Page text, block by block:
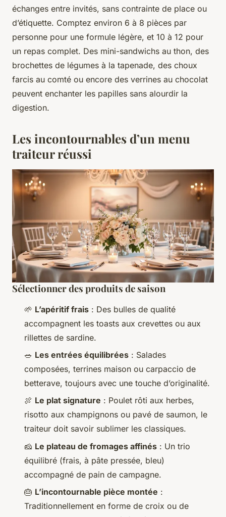
échanges entre invités, sans contrainte de place ou
d’étiquette. Comptez environ 6 à 8 pièces par
personne pour une formule légère, et 10 à 12 pour
un repas complet. Des mini-sandwichs au thon, des
brochettes de légumes à la tapenade, des choux
farcis au comté ou encore des verrines au chocolat
peuvent enchanter les papilles sans alourdir la
digestion.
Les incontournables d’un menu
traiteur réussi
Sélectionner des produits de saison
🌱 L’apéritif frais : Des bulles de qualité
accompagnent les toasts aux crevettes ou aux
rillettes de sardine.
🥗 Les entrées équilibrées : Salades
composées, terrines maison ou carpaccio de
betterave, toujours avec une touche d’originalité.
🍖 Le plat signature : Poulet rôti aux herbes,
risotto aux champignons ou pavé de saumon, le
traiteur doit savoir sublimer les classiques.
🧀 Le plateau de fromages affinés : Un trio
équilibré (frais, à pâte pressée, bleu)
accompagné de pain de campagne.
🎂 L’incontournable pièce montée :
Traditionnellement en forme de croix ou de